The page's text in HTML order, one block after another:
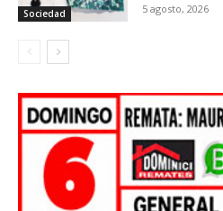
Sociedad 5 agosto, 2026